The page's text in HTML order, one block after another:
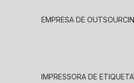
EMPRESA DE
IMPRESSORA DE